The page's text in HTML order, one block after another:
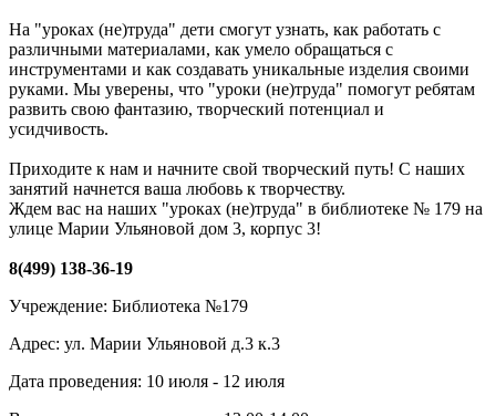
На "уроках (не)труда" дети смогут узнать, как работать с
различными материалами, как умело обращаться с
инструментами и как создавать уникальные изделия своими
руками. Мы уверены, что "уроки (не)труда" помогут ребятам
развить свою фантазию, творческий потенциал и
усидчивость.
Приходите к нам и начните свой творческий путь! С наших
занятий начнется ваша любовь к творчеству.
Ждем вас на наших "уроках (не)труда" в библиотеке № 179 на
улице Марии Ульяновой дом 3, корпус 3!
8(499) 138-36-19
Учреждение: Библиотека №179
Адрес: ул. Марии Ульяновой д.3 к.3
Дата проведения: 10 июля - 12 июля